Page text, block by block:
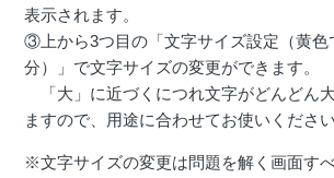
表示されます。
③上から3つ目の「文字サイズ設定（黄色
分）」で文字サイズの変更ができます。
「大」に近づくにつれ文字がどんどん
ますので、用途に合わせてお使いください
※文字サイズの変更は問題を解く画面す